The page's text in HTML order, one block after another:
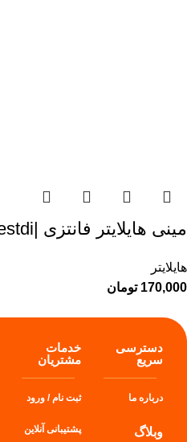
مینی هایلایتر فانتزی |Bestdi|بسته 4 عددی
هایلایتر
170,000 تومان
دسترسی
سریع
درباره ما
وبلاگ
خدمات
مشتریان
ثبت نام / ورود
پشتیبانی آنلاین